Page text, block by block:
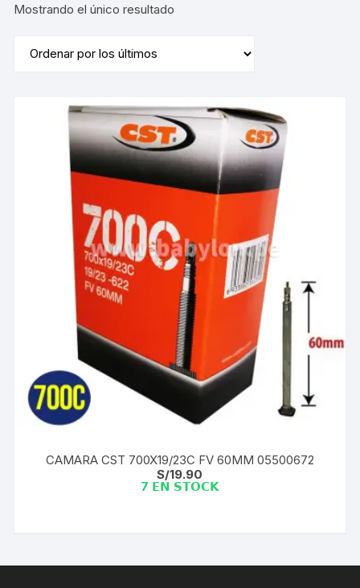
Mostrando el único resultado
CAMARA CST 700X19/23C FV 60MM 05500672
S/19.90
7 𝗘𝗡 𝗦𝗧𝗢𝗖𝗞